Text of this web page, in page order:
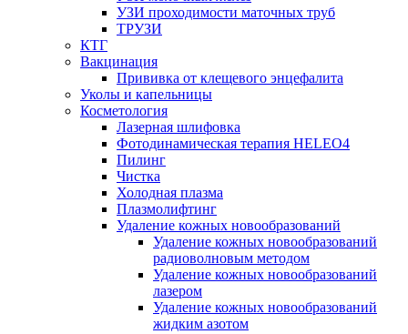
УЗИ проходимости маточных труб
ТРУЗИ
КТГ
Вакцинация
Прививка от клещевого энцефалита
Уколы и капельницы
Косметология
Лазерная шлифовка
Фотодинамическая терапия HELEO4
Пилинг
Чистка
Холодная плазма
Плазмолифтинг
Удаление кожных новообразований
Удаление кожных новообразований
радиоволновым методом
Удаление кожных новообразований
лазером
Удаление кожных новообразований
жидким азотом